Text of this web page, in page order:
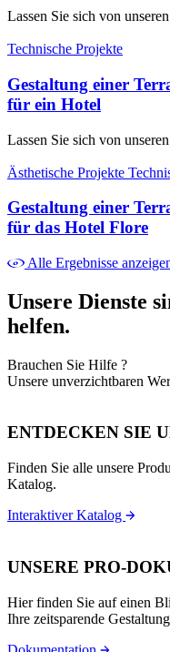
Lassen Sie sich von
Technische Projekte
Gestaltung einer
für ein Hotel
Lassen Sie sich von
Ästhetische Projekte
Gestaltung einer
für das Hotel Flore
Alle Ergebnisse
Unsere Dienste
helfen.
Brauchen Sie Hilfe ?
Unsere unverzichtbaren
ENTDECKEN SIE
Finden Sie alle unsere
Katalog.
Interaktiver Katalog
UNSERE PRO-
Hier finden Sie auf einen
Ihre zeitsparende